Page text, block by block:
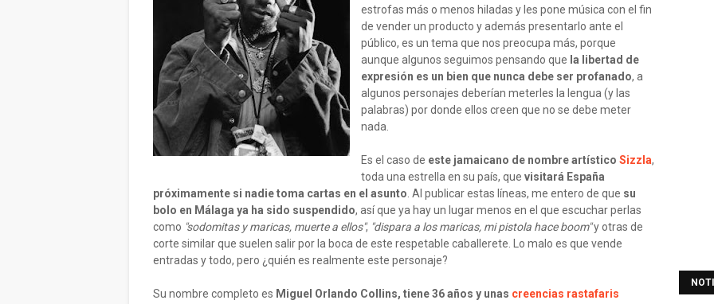
estrofas más o menos hiladas y les pone música con el fin
de vender un producto y además presentarlo ante el
público, es un tema que nos preocupa más, porque
aunque algunos seguimos pensando que la libertad de
expresión es un bien que nunca debe ser profanado, a
algunos personajes deberían meterles la lengua (y las
palabras) por donde ellos creen que no se debe meter
nada.
Es el caso de este jamaicano de nombre artístico Sizzla,
toda una estrella en su país, que visitará España
próximamente si nadie toma cartas en el asunto . Al publicar estas líneas, me entero de que su
bolo en Málaga ya ha sido suspendido, así que ya hay un lugar menos en el que escuchar perlas
como "sodomitas y maricas, muerte a ellos", "dispara a los maricas, mi pistola hace boom"y otras de
corte similar que suelen salir por la boca de este respetable caballerete. Lo malo es que vende
entradas y todo, pero ¿quién es realmente este personaje?
Su nombre completo es Miguel Orlando Collins, tiene 36 años y unas creencias rastafaris